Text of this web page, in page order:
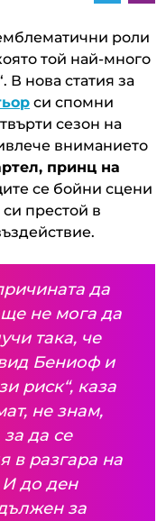
роли
той най-много
В нова статия за
си спомни
сезон на
вниманието
принц на
се бойни сцени
престой в
да
не мога да
така, че
Бениоф и
риск“, каза
не знам,
за да се
в разгара на
И до ден
за